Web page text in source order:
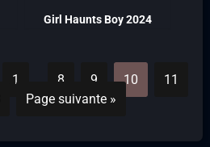
Girl Haunts Boy 2024
1 8 9 10
11
Page suivante »